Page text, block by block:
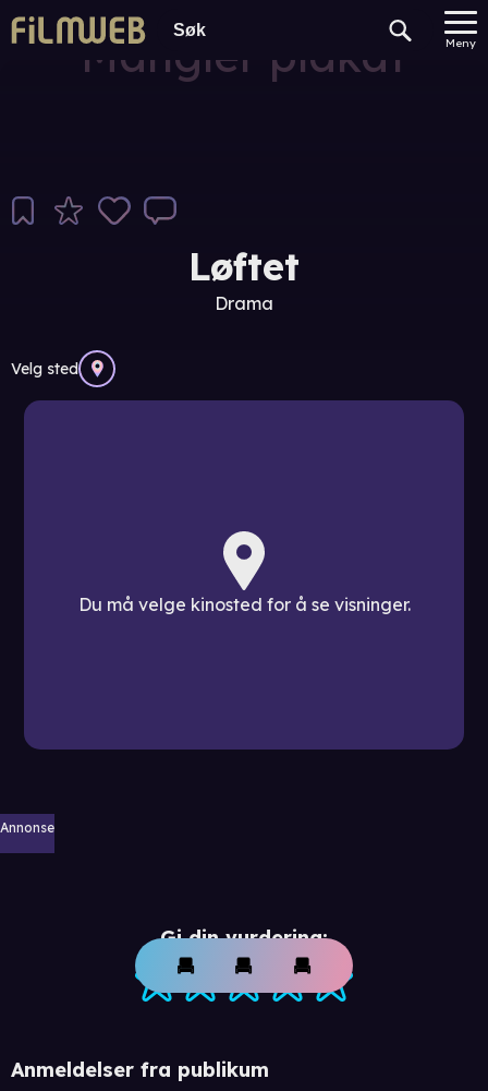
Meny
Mangler plakat
Løftet
Drama
Velg sted
Du må velge kinosted for å se visninger.
Annonse
Gi din vurdering:
Anmeldelser fra publikum